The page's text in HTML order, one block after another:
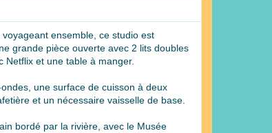
ensemble, ce studio est
grande pièce ouverte avec 2 lits doubles
et une table à manger.
une surface de cuisson à deux
et un nécessaire vaisselle de base.
bordé par la rivière, avec le Musée